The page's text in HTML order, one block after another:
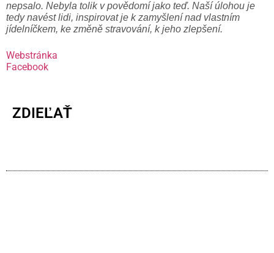
nepsalo. Nebyla tolik v povědomí jako teď. Naší úlohou je
tedy navést lidi, inspirovat je k zamyšlení nad vlastním
jídelníčkem, ke změně stravování, k jeho zlepšení.
Webstránka
Facebook
ZDIEĽAŤ